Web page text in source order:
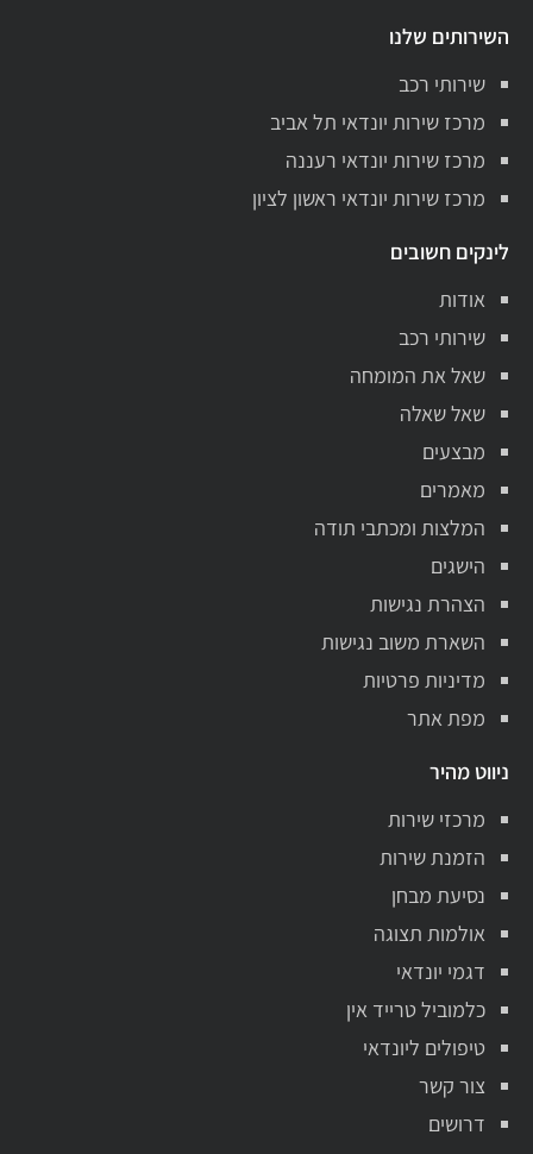
השירותים שלנו
שירותי רכב
מרכז שירות יונדאי תל אביב
מרכז שירות יונדאי רעננה
מרכז שירות יונדאי ראשון לציון
לינקים חשובים
אודות
שירותי רכב
שאל את המומחה
שאל שאלה
מבצעים
מאמרים
המלצות ומכתבי תודה
הישגים
הצהרת נגישות
השארת משוב נגישות
מדיניות פרטיות
מפת אתר
ניווט מהיר
מרכזי שירות
הזמנת שירות
נסיעת מבחן
אולמות תצוגה
דגמי יונדאי
כלמוביל טרייד אין
טיפולים ליונדאי
צור קשר
דרושים